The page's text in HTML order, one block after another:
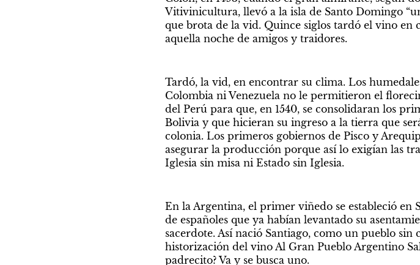
Vitivinicultura, llevó a la isla de Santo Domingo
que brota de la vid. Quince siglos tardó el vino en
aquella noche de amigos y traidores.
Tardó, la vid, en encontrar su clima. Los
Colombia ni Venezuela no le permitieron el
del Perú para que, en 1540, se consolidaran los
Bolivia y que hicieran su ingreso a la tierra que
colonia. Los primeros gobiernos de Pisco y
asegurar la producción porque así lo exigían las
Iglesia sin misa ni Estado sin Iglesia.
En la Argentina, el primer viñedo se estableció en
de españoles que ya habían levantado su
sacerdote. Así nació Santiago, como un pueblo sin
historización del vino Al Gran Pueblo Argentino
padrecito? Va y se busca uno.